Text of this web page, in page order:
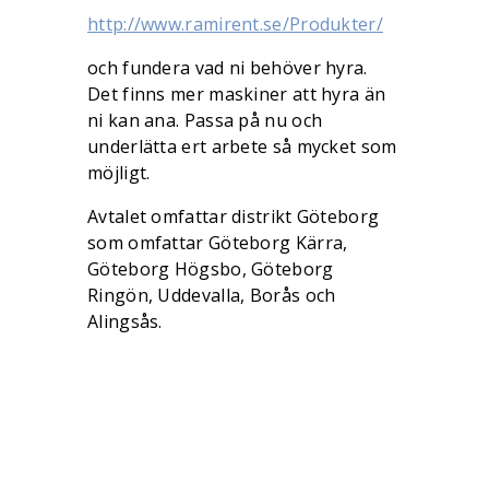
http://www.ramirent.se/Produkter/
och fundera vad ni behöver hyra.
Det finns mer maskiner att hyra än
ni kan ana. Passa på nu och
underlätta ert arbete så mycket som
möjligt.
Avtalet omfattar distrikt Göteborg
som omfattar Göteborg Kärra,
Göteborg Högsbo, Göteborg
Ringön, Uddevalla, Borås och
Alingsås.